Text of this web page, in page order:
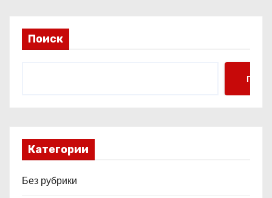
н
а
я
з
а
Поиск
Поиск
Категории
Без рубрики